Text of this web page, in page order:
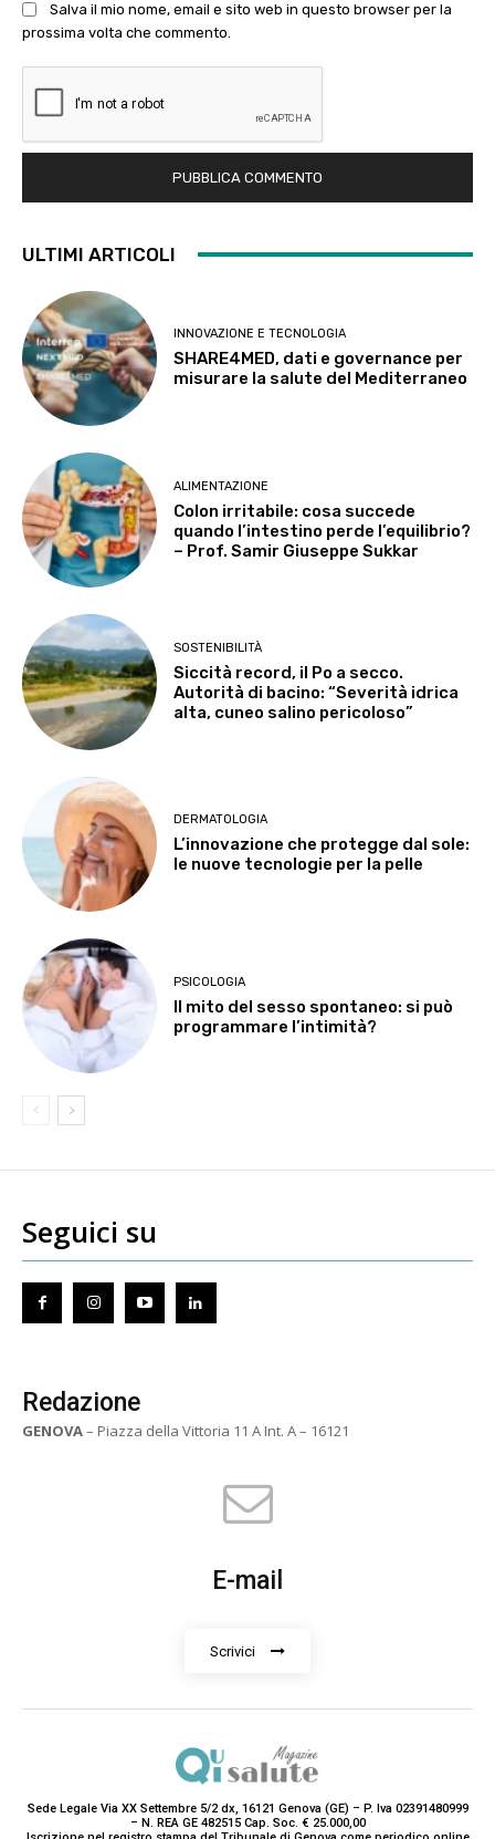
Salva il mio nome, email e sito web in questo browser per la
prossima volta che commento.
ULTIMI ARTICOLI
INNOVAZIONE E TECNOLOGIA
SHARE4MED, dati e governance per
misurare la salute del Mediterraneo
ALIMENTAZIONE
Colon irritabile: cosa succede
quando l’intestino perde l’equilibrio?
– Prof. Samir Giuseppe Sukkar
SOSTENIBILITÀ
Siccità record, il Po a secco.
Autorità di bacino: “Severità idrica
alta, cuneo salino pericoloso”
DERMATOLOGIA
L’innovazione che protegge dal sole:
le nuove tecnologie per la pelle
PSICOLOGIA
Il mito del sesso spontaneo: si può
programmare l’intimità?
Seguici su
Redazione
GENOVA– Piazza della Vittoria 11 A Int. A – 16121
E-mail
Scrivici
Sede Legale Via XX Settembre 5/2 dx, 16121 Genova (GE) – P. Iva 02391480999
– N. REA GE 482515 Cap. Soc. € 25.000,00